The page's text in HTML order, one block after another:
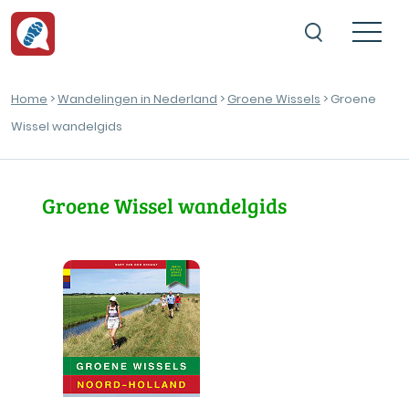
Home >Wandelingen in Nederland >Groene Wissels > Groene
Wissel wandelgids
Groene Wissel wandelgids